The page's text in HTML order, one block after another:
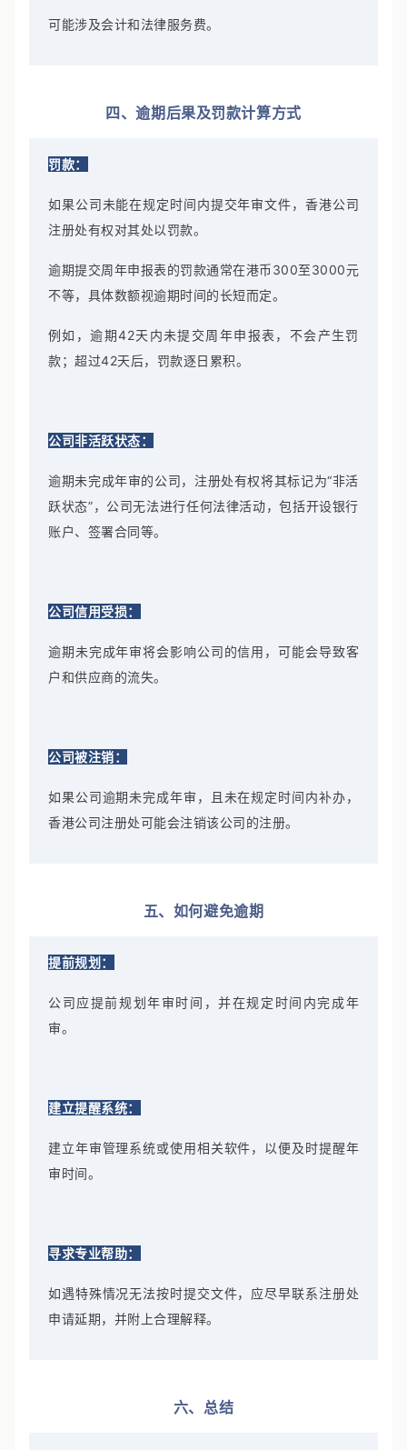
可能涉及会计和法律服务费。
四、逾期后果及罚款计算方式
罚款：
如果公司未能在规定时间内提交年审文件，香港公司
注册处有权对其处以罚款。
逾期提交周年申报表的罚款通常在港币300至3000元
不等，具体数额视逾期时间的长短而定。
例如，逾期42天内未提交周年申报表，不会产生罚
款；超过42天后，罚款逐日累积。
公司非活跃状态：
逾期未完成年审的公司，注册处有权将其标记为“非活
跃状态”，公司无法进行任何法律活动，包括开设银行
账户、签署合同等。
公司信用受损：
逾期未完成年审将会影响公司的信用，可能会导致客
户和供应商的流失。
公司被注销：
如果公司逾期未完成年审，且未在规定时间内补办，
香港公司注册处可能会注销该公司的注册。
五、如何避免逾期
提前规划：
公司应提前规划年审时间，并在规定时间内完成年
审。
建立提醒系统：
建立年审管理系统或使用相关软件，以便及时提醒年
审时间。
寻求专业帮助：
如遇特殊情况无法按时提交文件，应尽早联系注册处
申请延期，并附上合理解释。
六、总结